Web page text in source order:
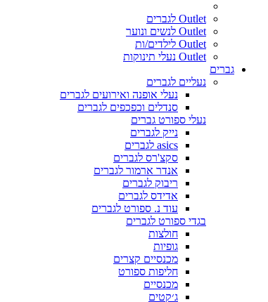
Outlet לגברים
Outlet לנשים ונוער
Outlet לילדים/ות
Outlet נעלי תינוקות
גברים
נעליים לגברים
נעלי אופנה ואירועים לגברים
סנדלים וכפכפים לגברים
נעלי ספורט גברים
נייק לגברים
asics לגברים
סקצ'רס לגברים
אנדר ארמור לגברים
ריבוק לגברים
אדידס לגברים
עוד נ. ספורט לגברים
בגדי ספורט לגברים
חולצות
גופיות
מכנסיים קצרים
חליפות ספורט
מכנסיים
ג׳קטים